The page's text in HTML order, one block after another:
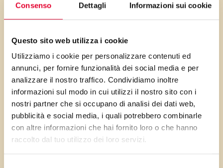
Consenso Dettagli Informazioni sui cookie
Questo sito web utilizza i cookie
Utilizziamo i cookie per personalizzare contenuti ed
annunci, per fornire funzionalità dei social media e per
analizzare il nostro traffico. Condividiamo inoltre
informazioni sul modo in cui utilizzi il nostro sito con i
nostri partner che si occupano di analisi dei dati web,
pubblicità e social media, i quali potrebbero combinarle
con altre informazioni che hai fornito loro o che hanno
raccolto dal tuo utilizzo dei loro servizi.
versione super-estiva. La
ingrediente reperibile nei
negozi di alimentazione bio e
naturale ma, se non la trovate,
potete usare la parte solida del
latte di cocco in lattina o
sostituirla con altra panna
vegetale. Vi consiglio, però di
darvi da fare per cercarla